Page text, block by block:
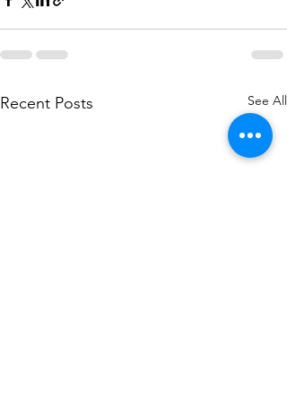
Recent Posts See All